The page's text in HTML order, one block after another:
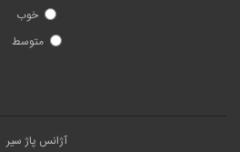
خوب
متوسط
آژانس پاژ سیر